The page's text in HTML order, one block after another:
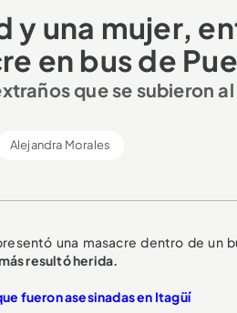
y una mujer,
en bus de
que se subieron
Alejandra Morales
una masacre dentro de un
resultó herida.
fueron asesinadas en Itagüí